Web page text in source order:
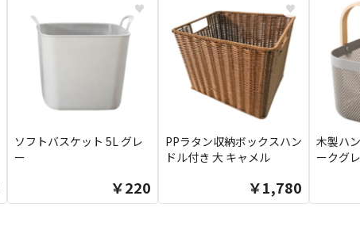
♥
ソフトバスケット 5L グレ
ー
￥220
♥
PPラタン収納ボックスハン
ドル付き 大 キャメル
￥1,780
木製ハ
ークグ